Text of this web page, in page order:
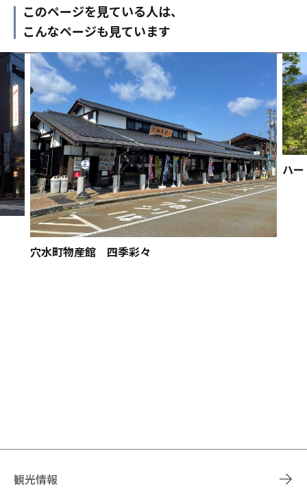
このページを見ている人は、
こんなページも見ています
穴水町物産館 四季彩々
ハ
観光情報